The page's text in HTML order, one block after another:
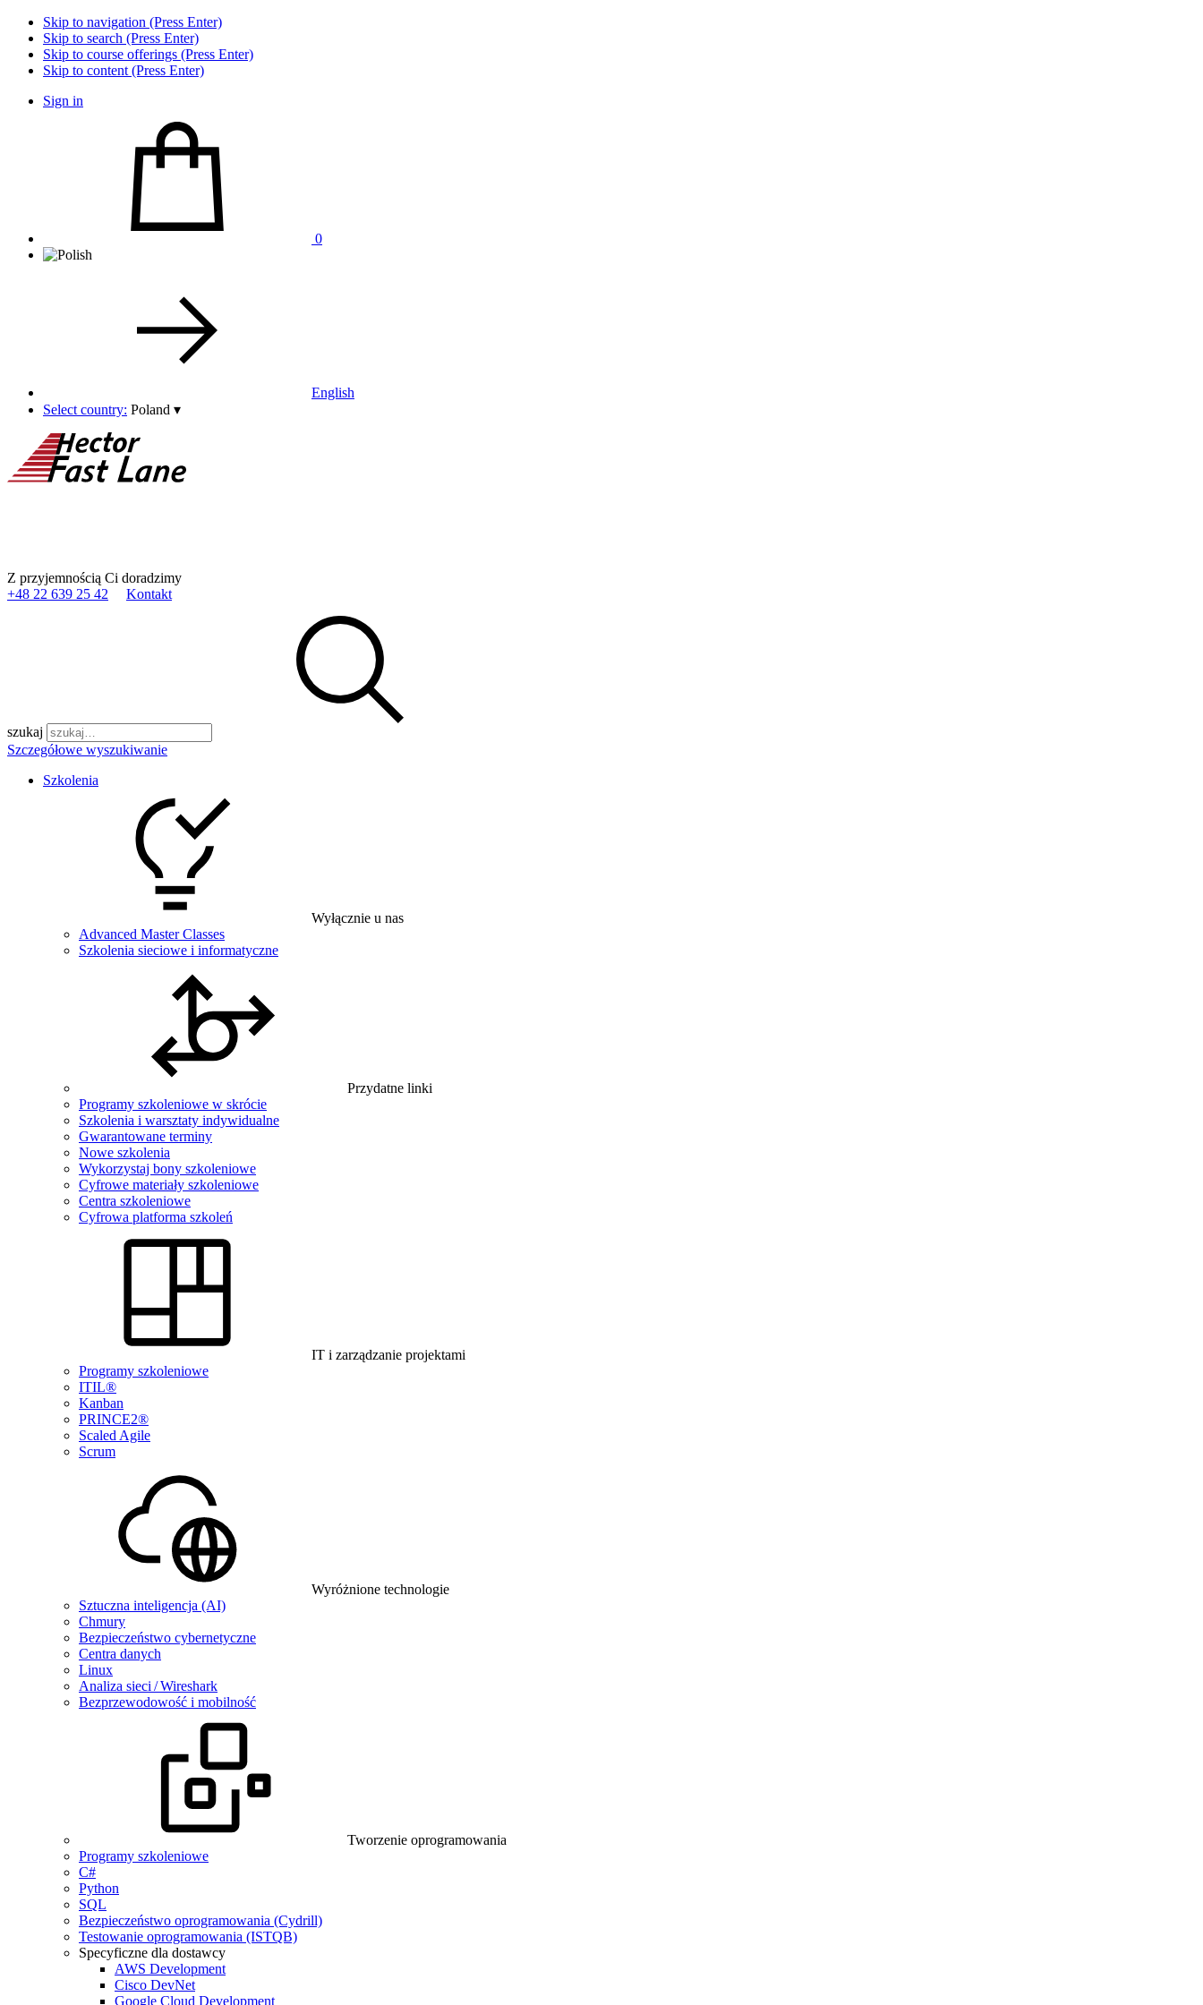
Skip to navigation (Press Enter)
Skip to search (Press Enter)
Skip to course offerings (Press Enter)
Skip to content (Press Enter)
Sign in
0
English
Select country: Poland ▾
Z przyjemnością Ci doradzimy
+48 22 639 25 42
Kontakt
szukaj
Szczegółowe wyszukiwanie
Szkolenia
Wyłącznie u nas
Advanced Master Classes
Szkolenia sieciowe i informatyczne
Przydatne linki
Programy szkoleniowe w skrócie
Szkolenia i warsztaty indywidualne
Gwarantowane terminy
Nowe szkolenia
Wykorzystaj bony szkoleniowe
Cyfrowe materiały szkoleniowe
Centra szkoleniowe
Cyfrowa platforma szkoleń
IT i zarządzanie projektami
Programy szkoleniowe
ITIL®
Kanban
PRINCE2®
Scaled Agile
Scrum
Wyróżnione technologie
Sztuczna inteligencja (AI)
Chmury
Bezpieczeństwo cybernetyczne
Centra danych
Linux
Analiza sieci / Wireshark
Bezprzewodowość i mobilność
Tworzenie oprogramowania
Programy szkoleniowe
C#
Python
SQL
Bezpieczeństwo oprogramowania (Cydrill)
Testowanie oprogramowania (ISTQB)
Specyficzne dla dostawcy
AWS Development
Cisco DevNet
Google Cloud Development